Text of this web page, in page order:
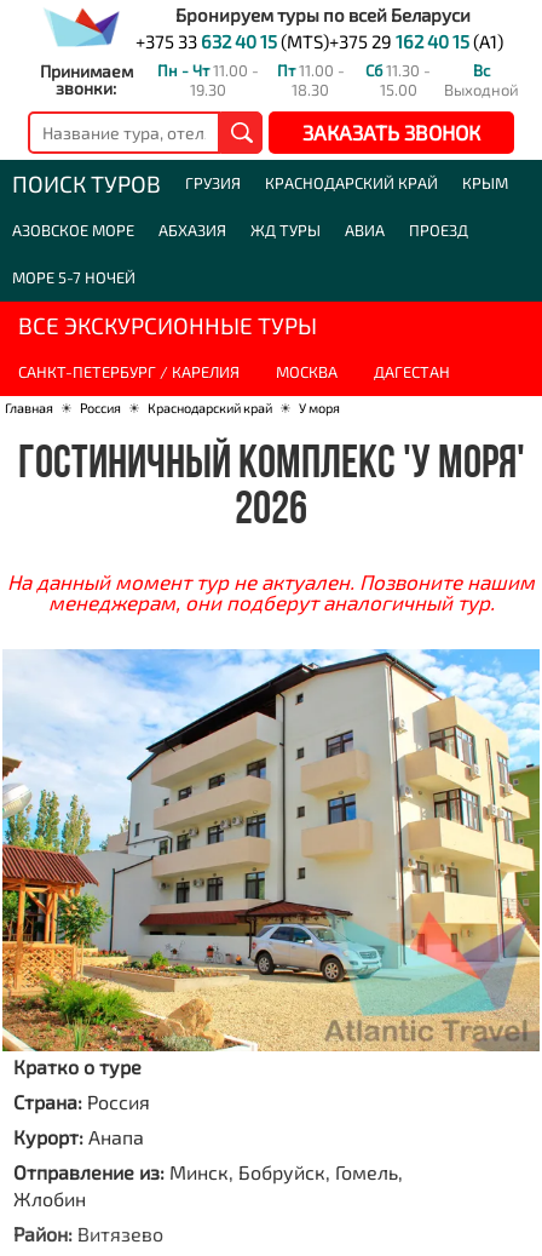
Бронируем туры по всей Беларуси
+375 33 632 40 15(MTS)+375 29 162 40 15(A1)
Принимаем
звонки:
Пн - Чт11.00 -
19.30
Пт11.00 -
18.30
Сб11.30 -
15.00
Вс
Выходной
ЗАКАЗАТЬ ЗВОНОК
ПОИСК ТУРОВ ГРУЗИЯ КРАСНОДАРСКИЙ КРАЙ КРЫМ
АЗОВСКОЕ МОРЕ АБХАЗИЯ ЖД ТУРЫ АВИА ПРОЕЗД
МОРЕ 5-7 НОЧЕЙ
ВСЕ ЭКСКУРСИОННЫЕ ТУРЫ
САНКТ-ПЕТЕРБУРГ / КАРЕЛИЯ МОСКВА ДАГЕСТАН
Главная ☀ Россия ☀ Краснодарский край ☀ У моря
ГОСТИНИЧНЫЙ КОМПЛЕКС 'У МОРЯ'
2026
На данный момент тур не актуален. Позвоните нашим
менеджерам, они подберут аналогичный тур.
Кратко о туре
Страна: Россия
Курорт:Анапа
Отправление из: Минск, Бобруйск, Гомель,
Жлобин
Район: Витязево